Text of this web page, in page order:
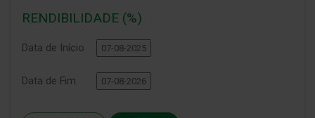
RENDIBILIDADE (%)
Data de Início
Data de Fim